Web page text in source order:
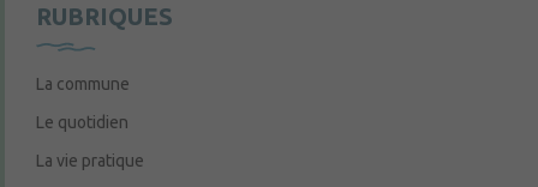
RUBRIQUES
La commune
Le quotidien
La vie pratique